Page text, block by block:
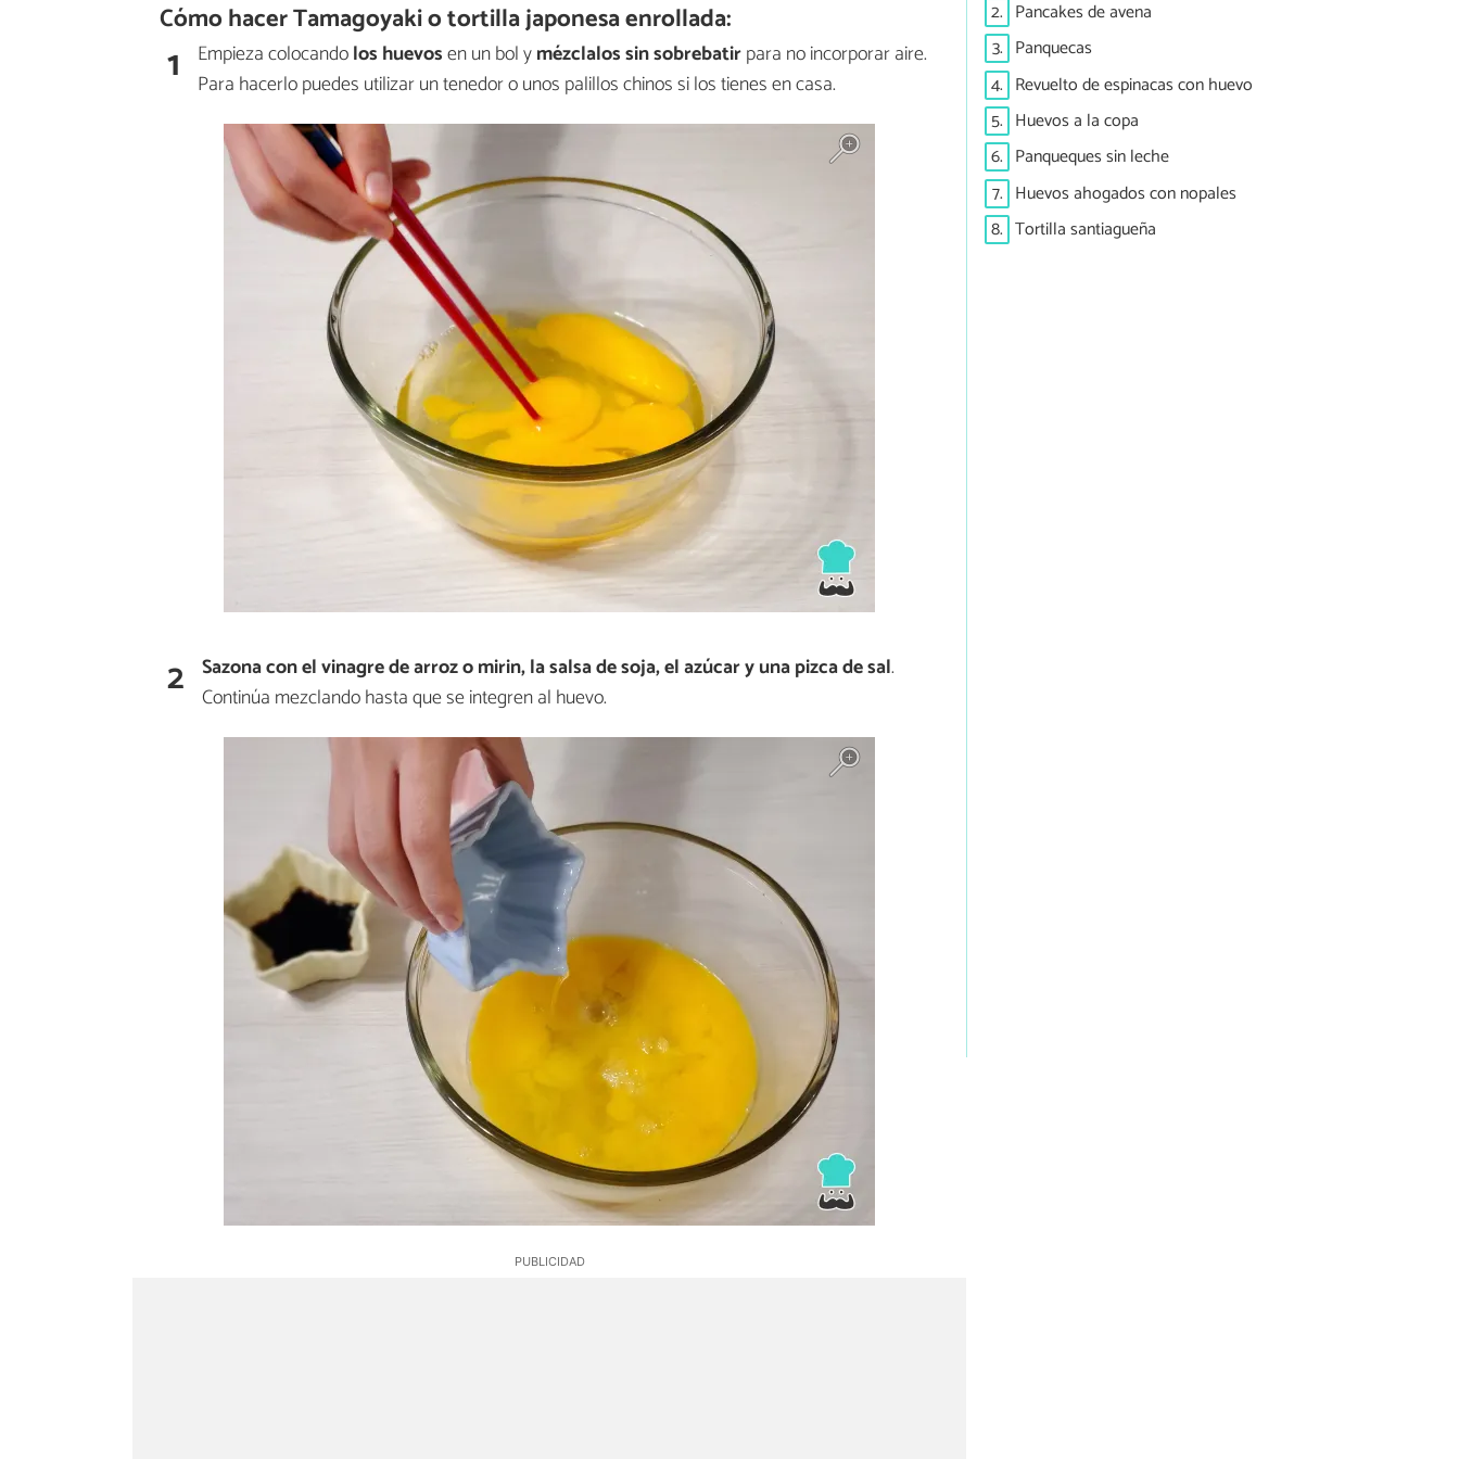
Cómo hacer Tamagoyaki o tortilla japonesa enrollada:
1 Empieza colocandolos huevosen un bol ymézclalos sin sobrebatirpara no incorporar aire.
Para hacerlo puedes utilizar un tenedor o unos palillos chinos si los tienes en casa.
2 Sazonacon el vinagre de arroz omirin, la salsa de soja, el azúcar y una pizca de sal.
Continúa mezclando hasta que se integren al huevo.
2. Pancakes de avena
3. Panquecas
4. Revuelto de espinacas con huevo
5. Huevos a la copa
6. Panqueques sin leche
7. Huevos ahogados con nopales
8. Tortilla santiagueña